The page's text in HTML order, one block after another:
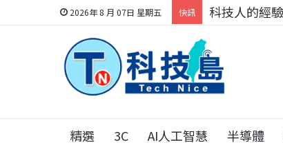
2026年 8 月 07日 星期五 快訊 科技人的經
精選 3C AI人工智慧 半導體